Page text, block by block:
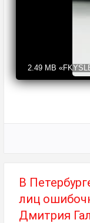
2.49 MB
В
лиц
Дмитрия